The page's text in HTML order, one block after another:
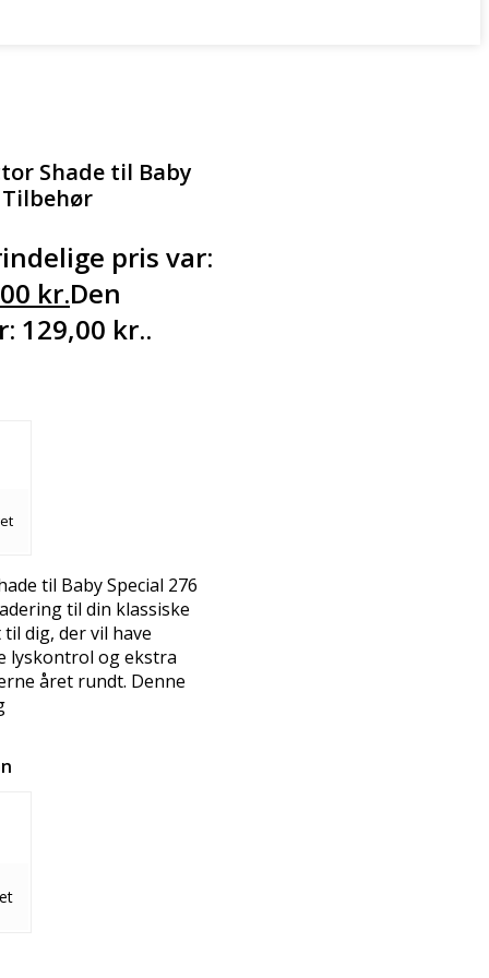
Shade til Baby
Tilbehør
pris var:
kr.Den
129,00 kr..
til Baby Special 276
til din klassiske
dig, der vil have
lyskontrol og ekstra
året rundt. Denne